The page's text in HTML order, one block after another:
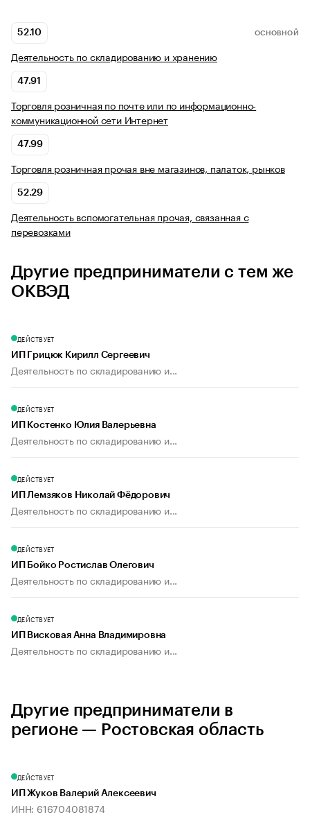
52.10 ОСНОВНОЙ
Деятельность по складированию и хранению
47.91
Торговля розничная по почте или по информационно-
коммуникационной сети Интернет
47.99
Торговля розничная прочая вне магазинов, палаток, рынков
52.29
Деятельность вспомогательная прочая, связанная с
перевозками
Другие предприниматели с тем же
ОКВЭД
ДЕЙСТВУЕТ
ИП Грицюк Кирилл Сергеевич
Деятельность по складированию и...
ДЕЙСТВУЕТ
ИП Костенко Юлия Валерьевна
Деятельность по складированию и...
ДЕЙСТВУЕТ
ИП Лемзяков Николай Фёдорович
Деятельность по складированию и...
ДЕЙСТВУЕТ
ИП Бойко Ростислав Олегович
Деятельность по складированию и...
ДЕЙСТВУЕТ
ИП Висковая Анна Владимировна
Деятельность по складированию и...
Другие предприниматели в
регионе — Ростовская область
ДЕЙСТВУЕТ
ИП Жуков Валерий Алексеевич
ИНН: 616704081874